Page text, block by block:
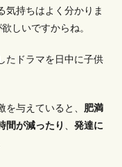
気持ちはよく分かりま
しいですからね。
たドラマを日中に子供
与えていると、 肥満
間が減ったり
発達に